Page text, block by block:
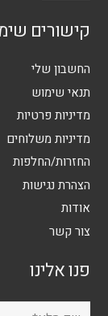
קישורים
החשבון שלי
תנאי שימוש
מדיניות פרטיות
מדיניות משלוחים
החזרות/החלפות
הצהרת נגישות
אודות
צור קשר
פנו אלינו